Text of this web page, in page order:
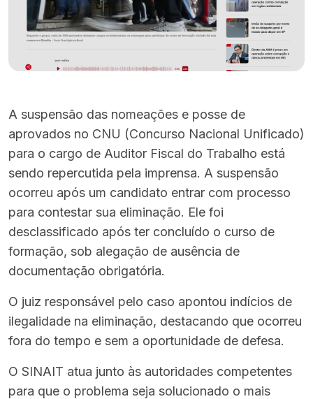
A suspensão das nomeações e posse de
aprovados no CNU (Concurso Nacional Unificado)
para o cargo de Auditor Fiscal do Trabalho está
sendo repercutida pela imprensa. A suspensão
ocorreu após um candidato entrar com processo
para contestar sua eliminação. Ele foi
desclassificado após ter concluído o curso de
formação, sob alegação de ausência de
documentação obrigatória.
O juiz responsável pelo caso apontou indícios de
ilegalidade na eliminação, destacando que ocorreu
fora do tempo e sem a oportunidade de defesa.
O SINAIT atua junto às autoridades competentes
para que o problema seja solucionado o mais